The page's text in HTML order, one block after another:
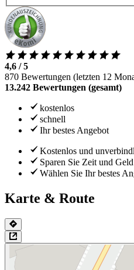
4,6 / 5
870 Bewertungen (letzten 12
13.242 Bewertungen (gesamt)
kostenlos
schnell
Ihr bestes Angebot
Kostenlos und
Sparen Sie Zeit und Geld
Wählen Sie Ihr bestes
Karte & Route